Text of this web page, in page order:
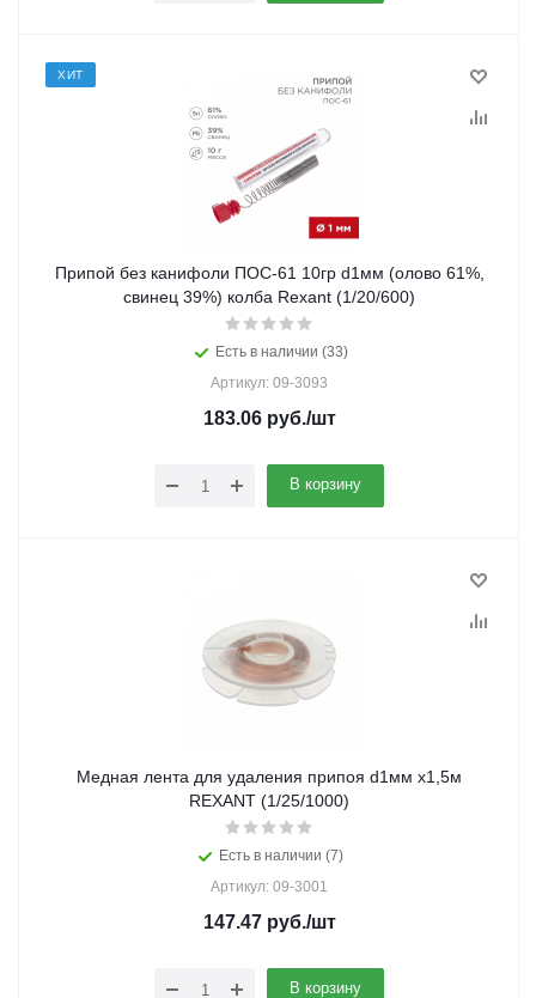
ХИТ
Припой без канифоли ПОС-61 10гр d1мм (олово 61%,
свинец 39%) колба Rexant (1/20/600)
Есть в наличии (33)
Артикул: 09-3093
183.06руб./шт
В корзину
Медная лента для удаления припоя d1мм х1,5м
REXANT (1/25/1000)
Есть в наличии (7)
Артикул: 09-3001
147.47руб./шт
В корзину